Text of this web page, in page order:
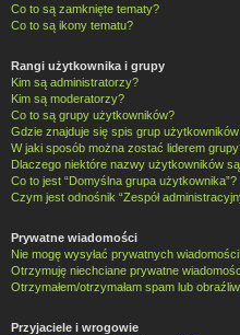
Co to są zamknięte tematy?
Co to są ikony tematu?
Rangi użytkownika i grupy
Kim są administratorzy?
Kim są moderatorzy?
Co to są grupy użytkowników?
Gdzie znajduje się spis grup
W jaki sposób można zostać liderem
Dlaczego niektóre nazwy użytkowników
Co to jest “Domyślna grupa użytkownika”?
Czym jest odnośnik “Zespół
Prywatne wiadomości
Nie mogę wysyłać prywatnych wiadomości!
Otrzymuję niechciane prywatne
Otrzymałem/otrzymałam spam lub
Przyjaciele i wrogowie